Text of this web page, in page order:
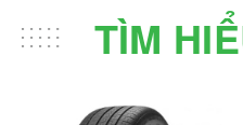
TÌM